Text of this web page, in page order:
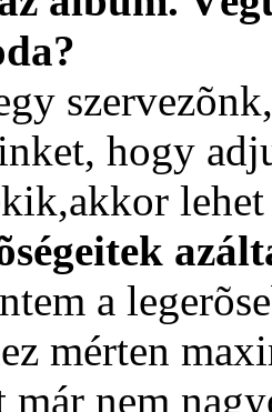
hogy
a
mérten
már nem